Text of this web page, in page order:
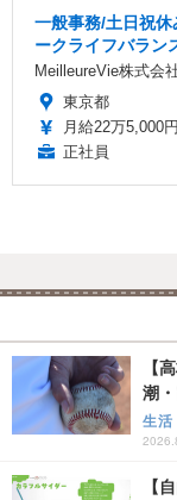
一般事務/土日祝
ークライフバラン
MeilleureVie株式会
東京都
月給22万5,000
正社員
【
潮
生活
【